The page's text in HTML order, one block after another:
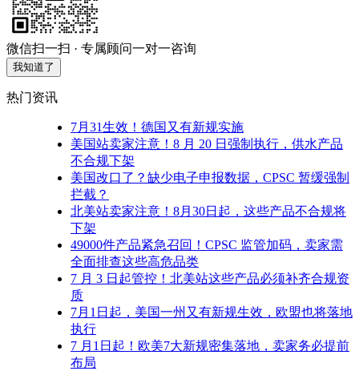
微信扫一扫 · 专属顾问一对一咨询
我知道了
热门资讯
7月31生效！德国又有新规实施
美国站卖家注意！8 月 20 日强制执行，供水产品
不合规下架
美国改口了？缺少电子申报数据，CPSC 暂缓强制
拦截？
北美站卖家注意！8月30日起，这些产品不合规将
下架
49000件产品紧急召回！CPSC 监管加码，卖家需
全面排查这些高危品类
7 月 3 日起管控！北美站这些产品必须补齐合规资
质
7月1日起，美国一州又有新规生效，欧盟也将落地
执行
7 月1日起！欧美7大新规密集落地，卖家务必提前
布局